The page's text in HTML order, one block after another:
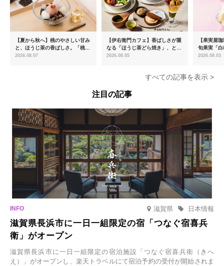
【夏から秋へ】桃のやさしい甘み
と、ほうじ茶の香ばしさ。「桃と
ほうじ茶のあんみつ」を8月中旬
2026.08.07
【伊右衛門カフェ】香ばしさが重
なる「ほうじ茶どら焼き」、とろ
ける「宇治抹茶ティラミス」が新
2026.08.05
【果実屋
旬果実「
限定販売
2026.08.03
すべての記事を表示 >
注目の記事
滋賀県 日本情報
滋賀県長浜市に一日一組限定の宿「つなぐ宿喜兵
衛」がオープン
滋賀県長浜市に一日一組限定の宿泊施設「つなぐ宿喜兵衛（きへ
え）」がオープンし、楽天トラベルにて宿泊予約の受付が開始されま